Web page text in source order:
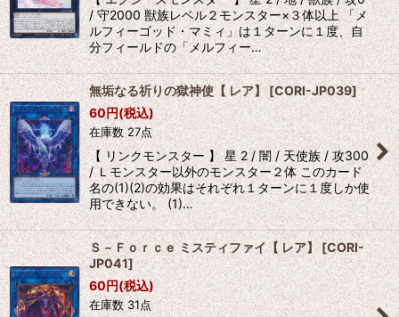
/ 守2000 獣族レベル２モンスター×３体以上 「メ
ルフィーゴッド・マミィ」は１ターンに１度、自
分フィールドの「メルフィー…
無垢なる祈りの獄神使【 レア】[CORI-JP039]
60円(税込)
在庫数 27点
【 リンクモンスター 】 星 2 / 闇 / 天使族 / 攻300
/ Ｌモンスター以外のモンスター２体 このカード
名の(1)(2)の効果はそれぞれ１ターンに１度しか使
用できない。 (1)…
Ｓ－Ｆｏｒｃｅ ミスティファイ【 レア】[CORI-
JP041]
60円(税込)
在庫数 31点